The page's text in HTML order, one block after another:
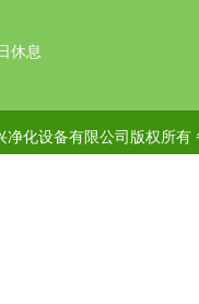
休息
净化设备有限公司版权所有